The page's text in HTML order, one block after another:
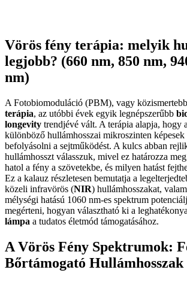
Vörös fény terápia: melyik
legjobb? (660 nm, 850 nm,
nm)
A Fotobiomoduláció (PBM), vagy
terápia, az utóbbi évek egyik legnépszerűbb
longevity trendjévé vált. A terápia alapja, hogy
különböző hullámhosszai mikroszinten képesek
befolyásolni a sejtműködést. A kulcs abban
hullámhosszt válasszuk, mivel ez határozza
hatol a fény a szövetekbe, és milyen hatást
Ez a kalauz részletesen bemutatja a
közeli infravörös (NIR) hullámhosszakat,
mélységi hatású 1060 nm-es spektrum
megérteni, hogyan választható ki a
lámpa a tudatos életmód támogatásához.
A Vörös Fény Spektrumok:
Bőrtámogató Hullámhosszak